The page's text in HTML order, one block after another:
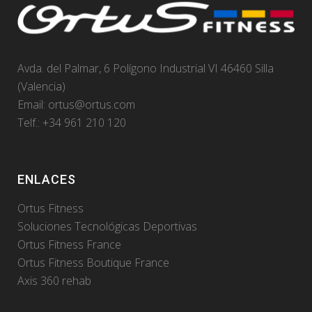
Avda. del Palmar, 6 Polígono Industrial VI 46460 Silla
(Valencia)
Email: ortus@ortus.com
Telf.: +34 961 210 120
ENLACES
Ortus Fitness
Soluciones Tecnológicas Deportivas
Ortus Fitness France
Ortus Fitness Boutique France
Axis 360 rehab